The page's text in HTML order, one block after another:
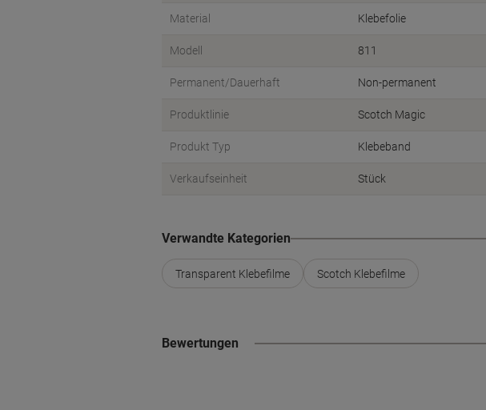
Material Klebefolie
Modell 811
Permanent/Dauerhaft Non-permanent
Produktlinie Scotch Magic
Produkt Typ Klebeband
Verkaufseinheit Stück
Verwandte Kategorien
Transparent Klebefilme Scotch Klebefilme
Bewertungen